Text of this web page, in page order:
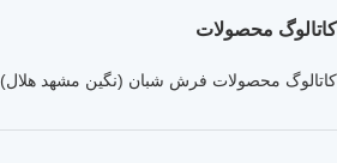
کاتالوگ محصولات
کاتالوگ محصولات فرش شبان (نگین مشهد هلال)